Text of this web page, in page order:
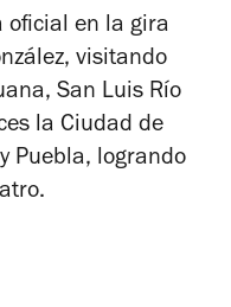
oficial en la gira
visitando
San Luis Río
la Ciudad de
Puebla, logrando